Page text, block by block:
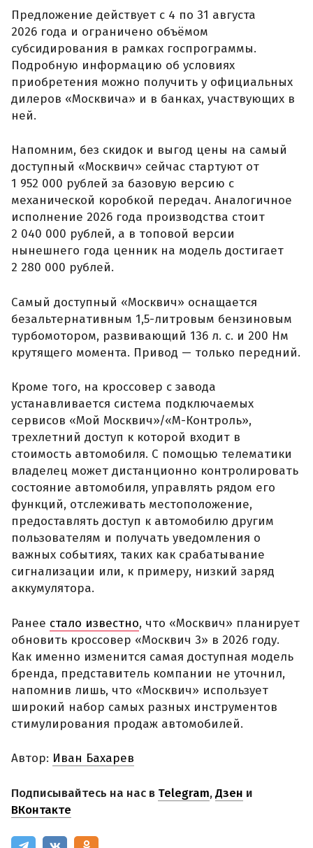
Предложение действует с 4 по 31 августа
2026 года и ограничено объёмом
субсидирования в рамках госпрограммы.
Подробную информацию об условиях
приобретения можно получить у официальных
дилеров «Москвича» и в банках, участвующих в
ней.
Напомним, без скидок и выгод цены на самый
доступный «Москвич» сейчас стартуют от
1 952 000 рублей за базовую версию с
механической коробкой передач. Аналогичное
исполнение 2026 года производства стоит
2 040 000 рублей, а в топовой версии
нынешнего года ценник на модель достигает
2 280 000 рублей.
Самый доступный «Москвич» оснащается
безальтернативным 1,5-литровым бензиновым
турбомотором, развивающий 136 л. с. и 200 Нм
крутящего момента. Привод — только передний.
Кроме того, на кроссовер с завода
устанавливается система подключаемых
сервисов «Мой Москвич»/«М-Контроль»,
трехлетний доступ к которой входит в
стоимость автомобиля. С помощью телематики
владелец может дистанционно контролировать
состояние автомобиля, управлять рядом его
функций, отслеживать местоположение,
предоставлять доступ к автомобилю другим
пользователям и получать уведомления о
важных событиях, таких как срабатывание
сигнализации или, к примеру, низкий заряд
аккумулятора.
Ранее стало известно, что «Москвич» планирует
обновить кроссовер «Москвич 3» в 2026 году.
Как именно изменится самая доступная модель
бренда, представитель компании не уточнил,
напомнив лишь, что «Москвич» использует
широкий набор самых разных инструментов
стимулирования продаж автомобилей.
Автор: Иван Бахарев
Подписывайтесь на нас в Telegram,Дзен и
ВКонтакте